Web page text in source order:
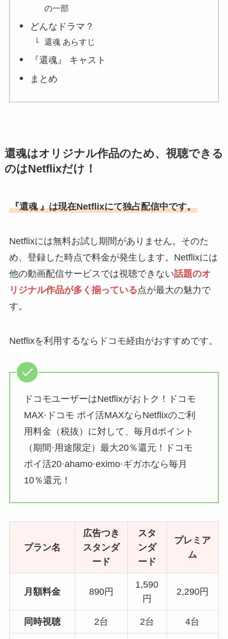
の一部
どんなドラマ？
還魂 あらすじ
『還魂』 キャスト
まとめ
還魂はオリジナル作品のため、視聴できる
のはNetflixだけ！
『還魂 』は現在Netflixにて独占配信中です。
Netflixには無料お試し期間がありません。そのた
め、登録した時点で料金が発生します。Netflixには
他の動画配信サービスでは視聴できない話題のオ
リジナル作品が多く揃っている点が最大の魅力で
す。
Netflixを利用するならドコモ経由がおすすめです。
ドコモユーザーはNetflixがおトク！ドコモ
MAX·ドコモ ポイ活MAXならNetflixのご利
用料金（税抜）に対して、毎月dポイント
（期間·用途限定）最大20％還元！ドコモ
ポイ活20·ahamo·eximo·ギガホなら毎月
10％還元！
プラン名
広告つき
スタンダ
ード
スタ
ンダ
ード
プレミア
ム
月額料金 890円
1,590
円
2,290円
同時視聴 2台 2台 4台